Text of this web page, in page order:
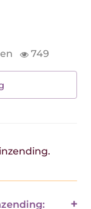
749